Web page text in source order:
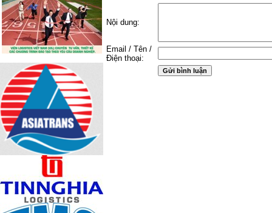
Nội dung:
Email / Tên /
Điện thoại: